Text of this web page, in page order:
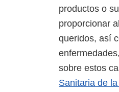
productos o
proporcionar
queridos, así
sobre estos
Sanitaria de